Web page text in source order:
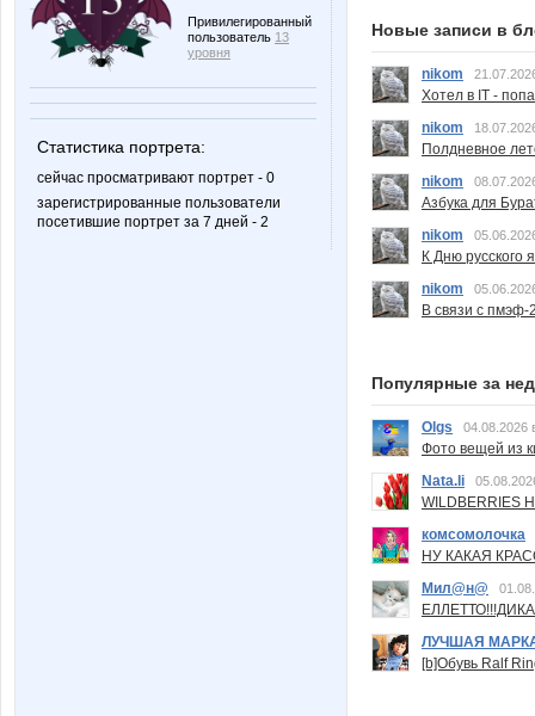
Привилегированный
пользователь 13
уровня
Статистика портрета:
сейчас просматривают портрет - 0
зарегистрированные пользователи
посетившие портрет за 7 дней - 2
Новые записи в
nikom
Хотел в IT -
nikom
Полдневное
nikom
Азбука для
nikom
К Дню русского
nikom
В связи с пмэф-
Популярные за
Olgs 04.08.2026
Фото вещей из
Nata.li
комсомолочка
НУ КАКАЯ
Мил@н@
ЛУЧШАЯ
[b]Обувь Ralf